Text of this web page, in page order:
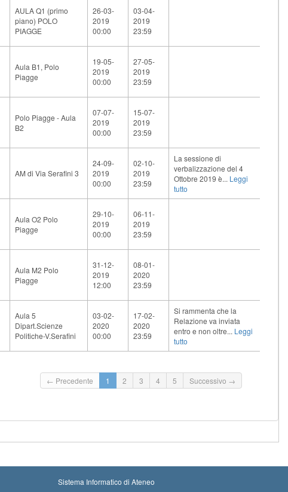
AULA Q1 (primo
piano) POLO
PIAGGE
26-03-
2019
00:00
03-04-
2019
23:59
Aula B1, Polo
Piagge
19-05-
2019
00:00
27-05-
2019
23:59
Polo Piagge - Aula
B2
07-07-
2019
00:00
15-07-
2019
23:59
AM di Via Serafini 3
24-09-
2019
00:00
02-10-
2019
23:59
La sessione di
verbalizzazione del 4
Ottobre 2019 è... Leggi
tutto
Aula O2 Polo
Piagge
29-10-
2019
00:00
06-11-
2019
23:59
Aula M2 Polo
Piagge
31-12-
2019
12:00
08-01-
2020
23:59
Aula 5
Dipart.Scienze
Politiche-V.Serafini
03-02-
2020
00:00
17-02-
2020
23:59
Si rammenta che la
Relazione va inviata
entro e non oltre... Leggi
tutto
← Precedente
1 2 3 4 5 Successivo →
Sistema Informatico di Ateneo